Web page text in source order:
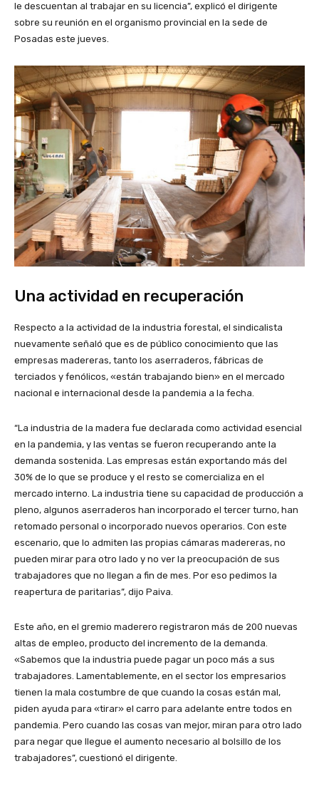
le descuentan al trabajar en su licencia”, explicó el dirigente
sobre su reunión en el organismo provincial en la sede de
Posadas este jueves.
Una actividad en recuperación
Respecto a la actividad de la industria forestal, el sindicalista
nuevamente señaló que es de público conocimiento que las
empresas madereras, tanto los aserraderos, fábricas de
terciados y fenólicos, «están trabajando bien» en el mercado
nacional e internacional desde la pandemia a la fecha.
“La industria de la madera fue declarada como actividad esencial
en la pandemia, y las ventas se fueron recuperando ante la
demanda sostenida. Las empresas están exportando más del
30% de lo que se produce y el resto se comercializa en el
mercado interno. La industria tiene su capacidad de producción a
pleno, algunos aserraderos han incorporado el tercer turno, han
retomado personal o incorporado nuevos operarios. Con este
escenario, que lo admiten las propias cámaras madereras, no
pueden mirar para otro lado y no ver la preocupación de sus
trabajadores que no llegan a fin de mes. Por eso pedimos la
reapertura de paritarias”, dijo Paiva.
Este año, en el gremio maderero registraron más de 200 nuevas
altas de empleo, producto del incremento de la demanda.
«Sabemos que la industria puede pagar un poco más a sus
trabajadores. Lamentablemente, en el sector los empresarios
tienen la mala costumbre de que cuando la cosas están mal,
piden ayuda para «tirar» el carro para adelante entre todos en
pandemia. Pero cuando las cosas van mejor, miran para otro lado
para negar que llegue el aumento necesario al bolsillo de los
trabajadores”, cuestionó el dirigente.